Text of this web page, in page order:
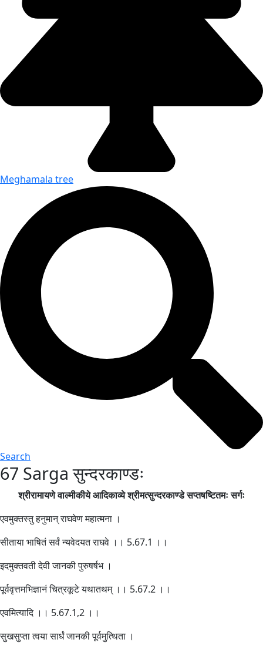
Meghamala tree
Search
67 Sarga सुन्दरकाण्डः
श्रीरामायणे वाल्मीकीये आदिकाव्ये श्रीमत्सुन्दरकाण्डे सप्तषष्टितमः सर्गः
एवमुक्तस्तु हनुमान् राघवेण महात्मना ।
सीताया भाषितं सर्वं न्यवेदयत राघवे ।। 5.67.1 ।।
इदमुक्तवती देवी जानकी पुरुषर्षभ ।
पूर्ववृत्तमभिज्ञानं चित्रकूटे यथातथम् ।। 5.67.2 ।।
एवमित्यादि ।। 5.67.1,2 ।।
सुखसुप्ता त्वया सार्धं जानकी पूर्वमुत्थिता ।